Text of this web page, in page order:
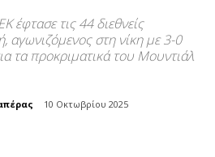
έφτασε τις 44 διεθνείς
αγωνιζόμενος στη νίκη με 3-0
τα προκριματικά του Μουντιάλ
10 Οκτωβρίου 2025